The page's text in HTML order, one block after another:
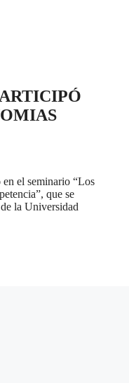
el seminario “Los
que se
la Universidad